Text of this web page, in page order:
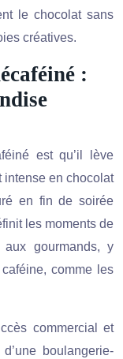
le chocolat sans
créatives.
:
est qu’il lève
intense en chocolat
en fin de soirée
les moments de
aux gourmands, y
comme les
commercial et
boulangerie-